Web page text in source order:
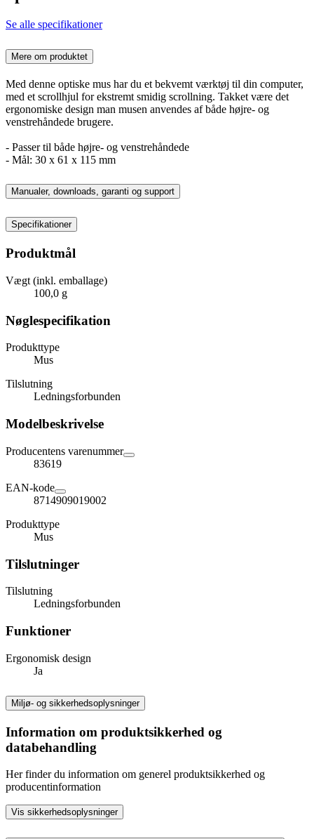
Se alle specifikationer
Mere om produktet
Med denne optiske mus har du et bekvemt værktøj til din computer,
med et scrollhjul for ekstremt smidig scrollning. Takket være det
ergonomiske design man musen anvendes af både højre- og
venstrehåndede brugere.
- Passer til både højre- og venstrehåndede
- Mål: 30 x 61 x 115 mm
Manualer, downloads, garanti og support
Specifikationer
Produktmål
Vægt (inkl. emballage)
100,0 g
Nøglespecifikation
Produkttype
Mus
Tilslutning
Ledningsforbunden
Modelbeskrivelse
Producentens varenummer
83619
EAN-kode
8714909019002
Produkttype
Mus
Tilslutninger
Tilslutning
Ledningsforbunden
Funktioner
Ergonomisk design
Ja
Miljø- og sikkerhedsoplysninger
Information om produktsikkerhed og
databehandling
Her finder du information om generel produktsikkerhed og
producentinformation
Vis sikkerhedsoplysninger